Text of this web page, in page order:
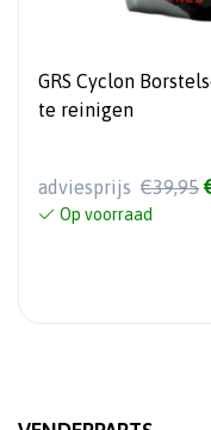
GRS Cyclon
te reinigen
adviesprijs €39,95
Op voorraad